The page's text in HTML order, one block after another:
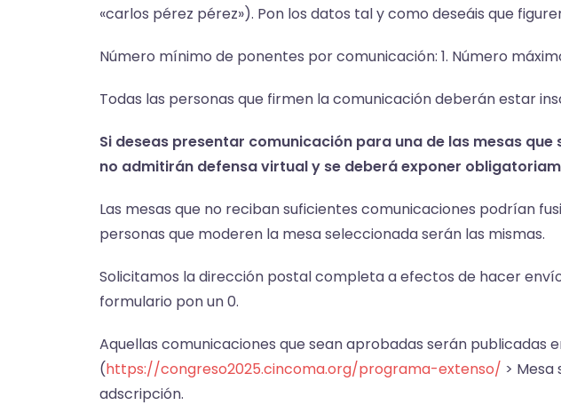
«carlos pérez pérez»). Pon los datos tal y como deseáis que
Número mínimo de ponentes por comunicación: 1. Número
Todas las personas que firmen la comunicación deberán estar
Si deseas presentar comunicación para una de las mesas
no admitirán defensa virtual y se deberá exponer
Las mesas que no reciban suficientes comunicaciones podrían
personas que moderen la mesa seleccionada serán las mismas.
Solicitamos la dirección postal completa a efectos de hacer
formulario pon un 0.
Aquellas comunicaciones que sean aprobadas serán publicadas
(https://congreso2025.cincoma.org/programa-extenso/ >
adscripción.